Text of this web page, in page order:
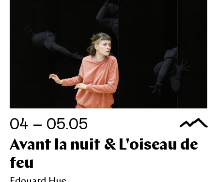
04 – 05.05
Avant la nuit & L'oiseau de
feu